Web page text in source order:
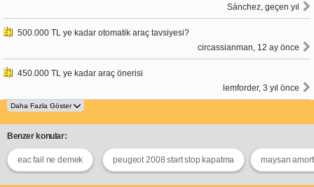
Sánchez, geçen yıl
500.000 TL ye kadar otomatik araç tavsiyesi?
circassianman, 12 ay önce
450.000 TL ye kadar araç önerisi
lemforder, 3 yıl önce
Benzer konular:
eac fail ne demek peugeot 2008 start stop kapatma maysan